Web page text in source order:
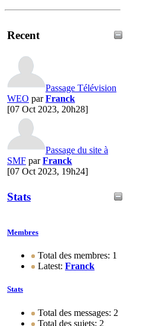
Recent
Passage Télévision
WEO parFranck
[07 Oct 2023, 20h28]
Passage du site à
SMF parFranck
[07 Oct 2023, 19h24]
Stats
Membres
Total des membres: 1
Latest: Franck
Stats
Total des messages: 2
Total des sujets: 2